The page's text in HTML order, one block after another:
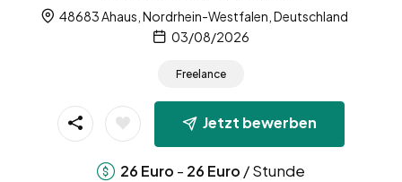
48683 Ahaus, Nordrhein-Westfalen, Deutschland
03/08/2026
Freelance
Jetzt bewerben
26 Euro - 26 Euro / Stunde